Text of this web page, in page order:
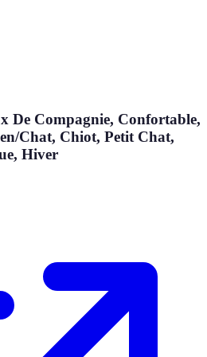
De Compagnie, Confortable,
Chat, Chiot, Petit Chat,
Hiver